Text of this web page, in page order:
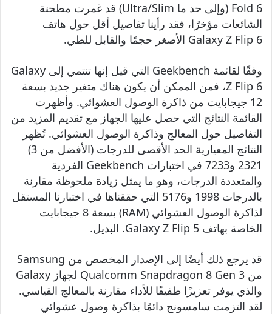
Fold 6 (وإلى حد ما Ultra/Slim) قد غمرت مطحنة
الشائعات مؤخرًا، فقد رأينا تفاصيل أقل حول هاتف
Galaxy Z Flip 6 الأصغر حجمًا والقابل للطي.
وفقًا لقائمة Geekbench التي قيل إنها تنتمي إلى Galaxy
Z Flip 6، فمن الممكن أن يكون هناك متغير جديد بسعة
12 جيجابايت من ذاكرة الوصول العشوائي. وأظهرت
القائمة النتائج التي حصل عليها الجهاز مع تقديم المزيد من
التفاصيل حول المعالج وذاكرة الوصول العشوائي. تُظهر
النتائج المعيارية الحد الأقصى للدرجات (الأفضل من 3)
2321 و7233 في اختبارات Geekbench الفردية
والمتعددة الدرجات، وهو ما يمثل زيادة ملحوظة مقارنة
بالدرجات 1998 و5176 التي حققناها في اختبارنا المستقل
لذاكرة الوصول العشوائي (RAM) بسعة 8 جيجابايت
الخاصة بهاتف Galaxy Z Flip 5. البديل.
قد يرجع ذلك أيضًا إلى الإصدار المخصص من Samsung
من Qualcomm Snapdragon 8 Gen 3 لجهاز Galaxy
والذي يوفر تعزيزًا طفيفًا للأداء مقارنة بالمعالج القياسي.
لقد التزمت سامسونج دائمًا بذاكرة وصول عشوائي